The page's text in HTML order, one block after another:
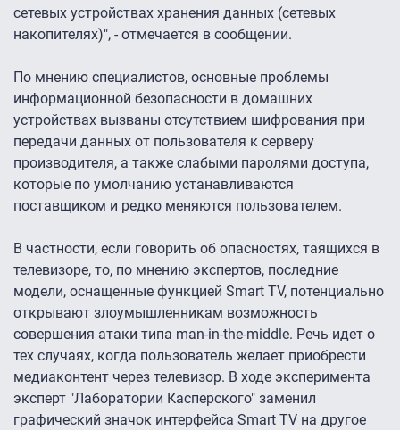
сетевых устройствах хранения данных (сетевых
накопителях)", - отмечается в сообщении.
По мнению специалистов, основные проблемы
информационной безопасности в домашних
устройствах вызваны отсутствием шифрования при
передачи данных от пользователя к серверу
производителя, а также слабыми паролями доступа,
которые по умолчанию устанавливаются
поставщиком и редко меняются пользователем.
В частности, если говорить об опасностях, таящихся в
телевизоре, то, по мнению экспертов, последние
модели, оснащенные функцией Smart TV, потенциально
открывают злоумышленникам возможность
совершения атаки типа man-in-the-middle. Речь идет о
тех случаях, когда пользователь желает приобрести
медиаконтент через телевизор. В ходе эксперимента
эксперт "Лаборатории Касперского" заменил
графический значок интерфейса Smart TV на другое